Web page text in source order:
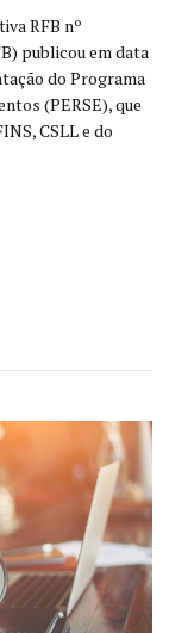
RFB nº
publicou em data
do Programa
(PERSE), que
CSLL e do